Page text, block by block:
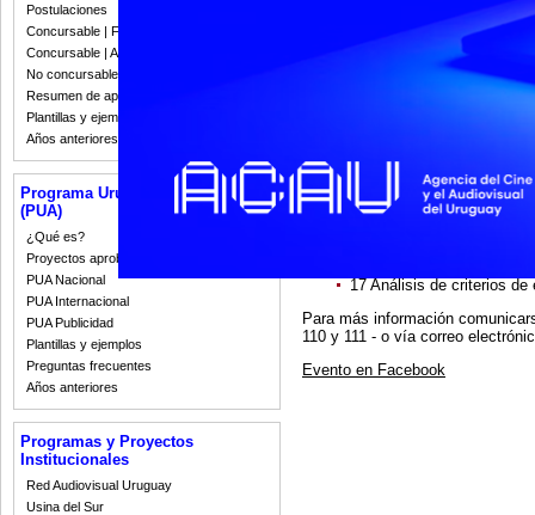
Postulaciones
Concursable | Fallos 2023
Concursable | Actas y Resoluciones
No concursable | Actas y Resoluciones
Resumen de apoyos 2008-2022
Plantillas y ejemplos
Años anteriores
Programa Uruguay Audiovisual
(PUA)
¿Qué es?
Proyectos aprobados
PUA Nacional
PUA Internacional
PUA Publicidad
Plantillas y ejemplos
Preguntas frecuentes
Años anteriores
Programas y Proyectos
Institucionales
Red Audiovisual Uruguay
Usina del Sur
22 Líneas Desarrollo de
29 Líneas Producción de
26 Muestras y
OCTUBRE
17 Análisis de criterios de
Para más información
110 y 111 - o vía correo
Evento en Facebook